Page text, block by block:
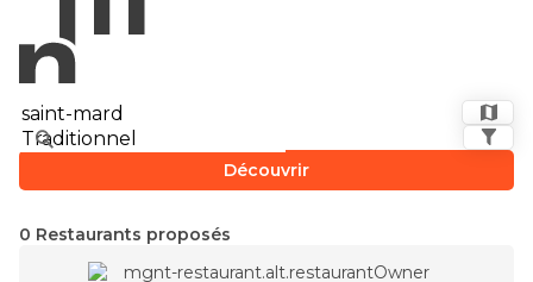
Découvrir
0 Restaurants proposés